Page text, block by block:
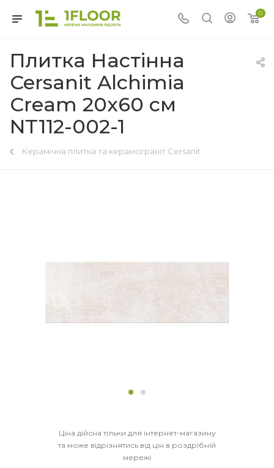
0
Плитка Настінна
Cersanit Alchimia
Cream 20x60 см
NT112-002-1
Керамічна плитка та керамограніт Cersanit
Ціна дійсна тільки для інтернет-магазину
та може відрізнятись від цін в роздрібній
мережі